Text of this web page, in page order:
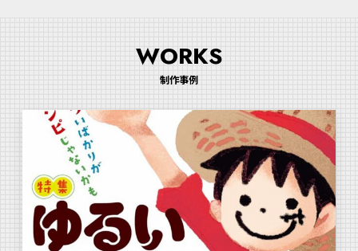
WORKS
制作事例